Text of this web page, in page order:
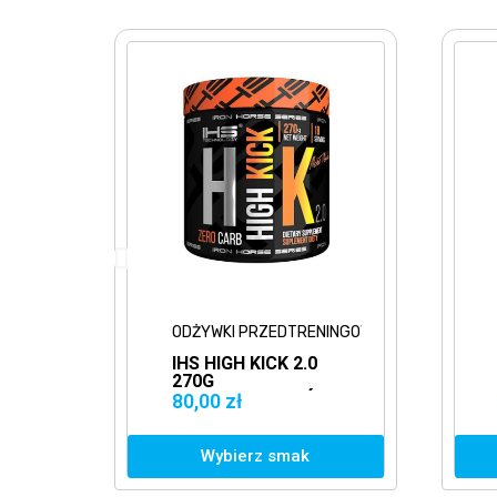
PRZEDTRENINGOWE ODŻYWKI
GENIUS WARCRY